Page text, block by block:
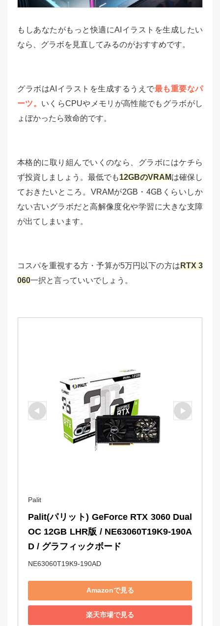
もしあなたがもっと快適にAIイラストを生成したい
なら、グラボを見直してみるのがおすすめです。
グラボはAIイラストを生成するうえで最も重要なパ
ーツ。 いくらCPUやメモリが高性能でもグラボがし
ょぼかったら致命的です。
本格的に取り組んでいくのなら、グラボにはケチら
ず投資しましょう。最低でも12GBのVRAMは確保し
ておきたいところ。VRAMが2GB・4GBくらいしか
ない古いグラボだと高解像度化や学習に大きな支障
が出てしまいます。
コスパを重視する方・予算が5万円以下の方は RTX 3
060一択と言っていいでしょう。
Palit
Palit(パリット) GeForce RTX 3060 Dual
OC 12GB LHR版 / NE63060T19K9-190A
D / グラフィックボード
NE63060T19K9-190AD
Amazonで見る
楽天市場で見る